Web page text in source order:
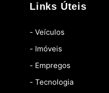
Links Úteis
- Veículos
- Imóveis
- Empregos
- Tecnologia